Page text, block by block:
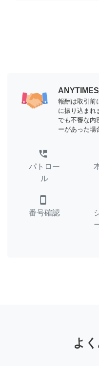
報酬は取引前
に振り込まれ
でも不審な内
ーがあった場
perm_phone_msg
パトロー
ル
smartphone
番号確認
よ